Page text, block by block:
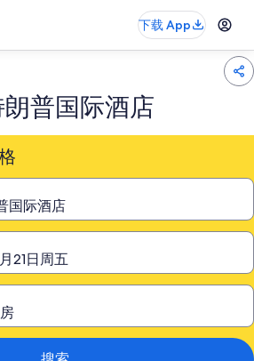
下载 App
普国际酒店